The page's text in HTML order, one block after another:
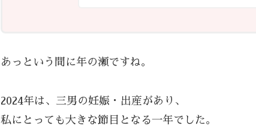
あっという間に年の瀬ですね。
2024年は、三男の妊娠・出産があり、
私にとっても大きな節目となる一年でした。